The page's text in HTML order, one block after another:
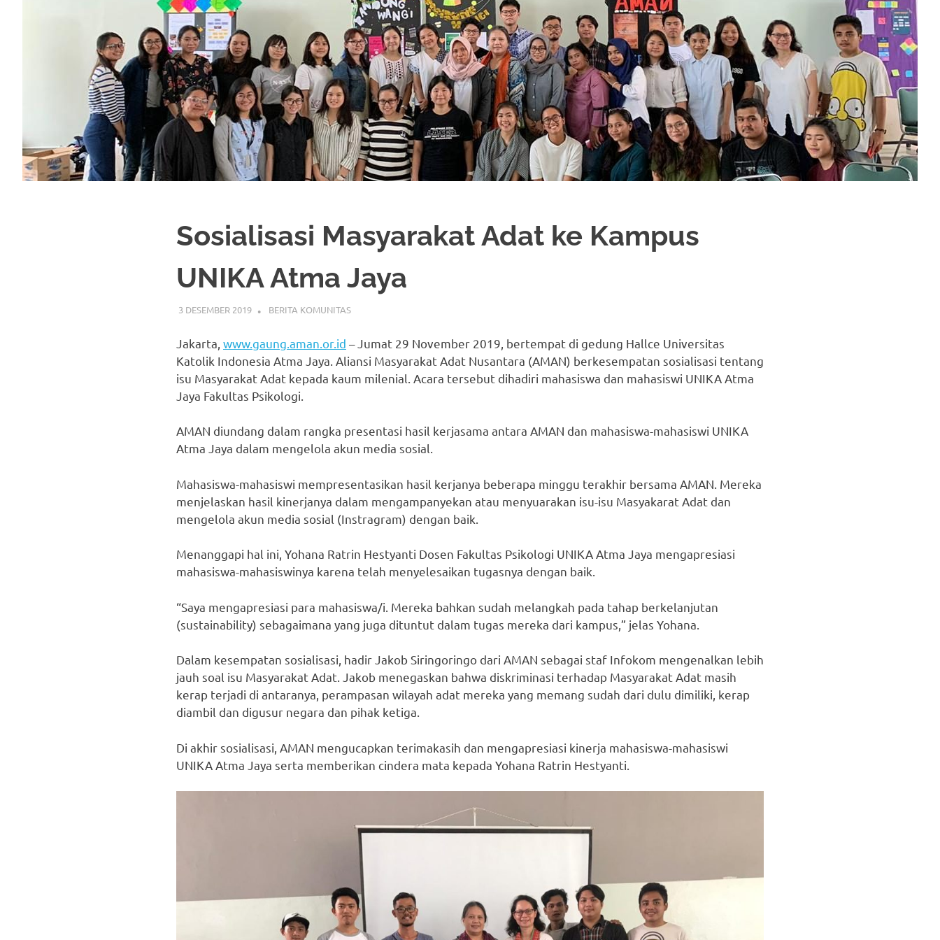
Sosialisasi Masyarakat Adat ke Kampus
UNIKA Atma Jaya
3 DESEMBER 2019 BERITA KOMUNITAS
Jakarta, www.gaung.aman.or.id – Jumat 29 November 2019, bertempat di gedung Hallce Universitas
Katolik Indonesia Atma Jaya. Aliansi Masyarakat Adat Nusantara (AMAN) berkesempatan sosialisasi tentang
isu Masyarakat Adat kepada kaum milenial. Acara tersebut dihadiri mahasiswa dan mahasiswi UNIKA Atma
Jaya Fakultas Psikologi.
AMAN diundang dalam rangka presentasi hasil kerjasama antara AMAN dan mahasiswa-mahasiswi UNIKA
Atma Jaya dalam mengelola akun media sosial.
Mahasiswa-mahasiswi mempresentasikan hasil kerjanya beberapa minggu terakhir bersama AMAN. Mereka
menjelaskan hasil kinerjanya dalam mengampanyekan atau menyuarakan isu-isu Masyakarat Adat dan
mengelola akun media sosial (Instragram) dengan baik.
Menanggapi hal ini, Yohana Ratrin Hestyanti Dosen Fakultas Psikologi UNIKA Atma Jaya mengapresiasi
mahasiswa-mahasiswinya karena telah menyelesaikan tugasnya dengan baik.
“Saya mengapresiasi para mahasiswa/i. Mereka bahkan sudah melangkah pada tahap berkelanjutan
(sustainability) sebagaimana yang juga dituntut dalam tugas mereka dari kampus,” jelas Yohana.
Dalam kesempatan sosialisasi, hadir Jakob Siringoringo dari AMAN sebagai staf Infokom mengenalkan lebih
jauh soal isu Masyarakat Adat. Jakob menegaskan bahwa diskriminasi terhadap Masyarakat Adat masih
kerap terjadi di antaranya, perampasan wilayah adat mereka yang memang sudah dari dulu dimiliki, kerap
diambil dan digusur negara dan pihak ketiga.
Di akhir sosialisasi, AMAN mengucapkan terimakasih dan mengapresiasi kinerja mahasiswa-mahasiswi
UNIKA Atma Jaya serta memberikan cindera mata kepada Yohana Ratrin Hestyanti.